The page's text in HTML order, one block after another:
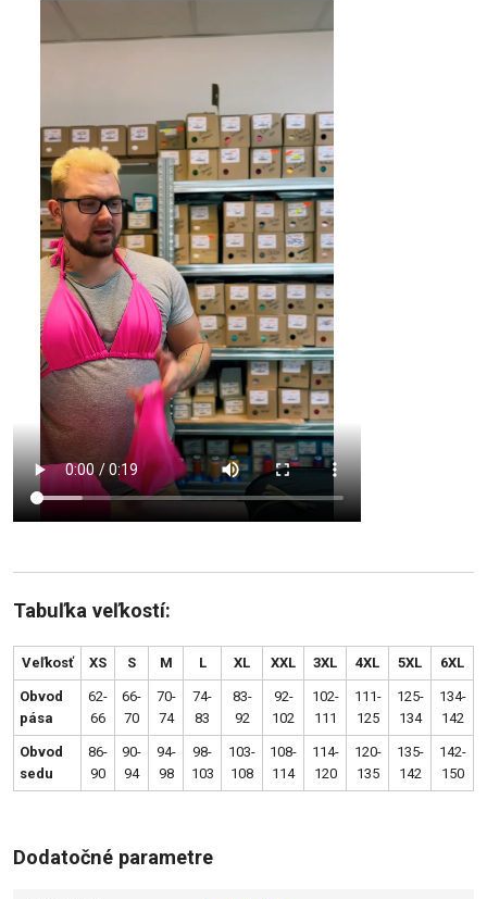
Tabuľka veľkostí:
Veľkosť XS S M L XL XXL 3XL 4XL 5XL 6XL
Obvod
pása
62-
66
66-
70
70-
74
74-
83
83-
92
92-
102
102-
111
111-
125
125-
134
134-
142
Obvod
sedu
86-
90
90-
94
94-
98
98-
103
103-
108
108-
114
114-
120
120-
135
135-
142
142-
150
Dodatočné parametre